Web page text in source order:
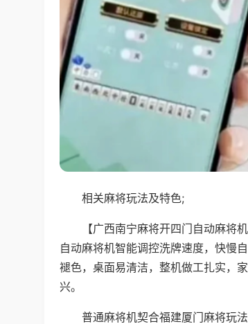
相关麻将玩法及特色;
【广西南宁麻将开四门自动麻将
自动麻将机智能调控洗牌速度，快慢
褪色，桌面易清洁，整机做工扎实，
兴。
普通麻将机契合福建厦门麻将玩